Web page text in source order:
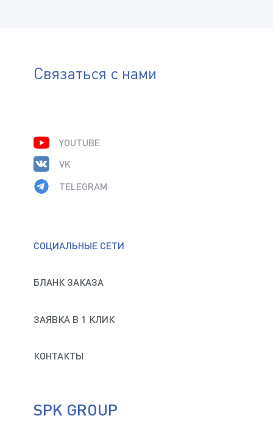
Связаться с нами
СОЦИАЛЬНЫЕ СЕТИ
БЛАНК ЗАКАЗА
ЗАЯВКА В 1 КЛИК
КОНТАКТЫ
YOUTUBE
VK
TELEGRAM
SPK GROUP